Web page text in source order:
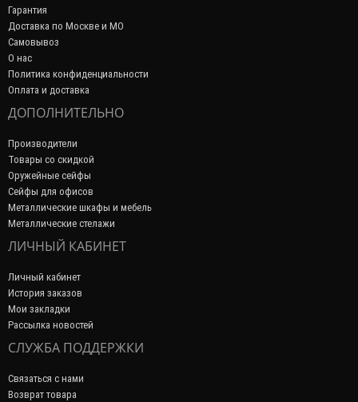
Гарантия
Доставка по Москве и МО
Самовывоз
О нас
Политика конфиденциальности
Оплата и доставка
ДОПОЛНИТЕЛЬНО
Производители
Товары со скидкой
Оружейные сейфы
Сейфы для офисов
Металлические шкафы и мебель
Металлические стелажи
ЛИЧНЫЙ КАБИНЕТ
Личный кабинет
История заказов
Мои закладки
Рассылка новостей
СЛУЖБА ПОДДЕРЖКИ
Связаться с нами
Возврат товара